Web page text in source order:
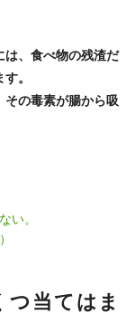
は、食べ物の残渣だ
。
その毒素が腸から吸
い。
当てはま